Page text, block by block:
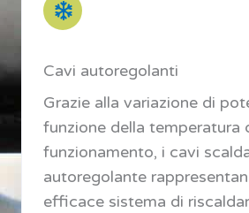
Cavi autoregolanti
Grazie alla variazione di
funzione della temperatura
funzionamento, i cavi
autoregolante
efficace sistema di